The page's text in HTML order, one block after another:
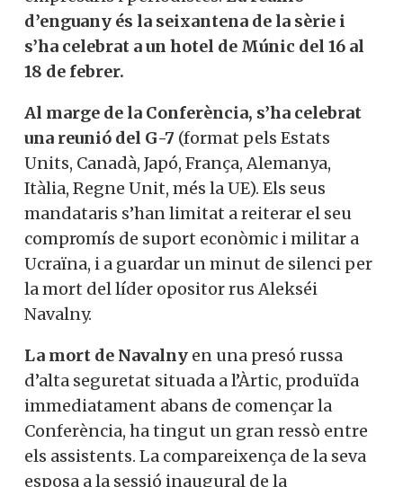
civil, empresaris i periodistes. La reunió
d’enguany és la seixantena de la sèrie i
s’ha celebrat a un hotel de Múnic del 16 al
Al marge de la Conferència, s’ha celebrat
una reunió del G-7(format pels Estats
Units, Canadà, Japó, França, Alemanya,
Itàlia, Regne Unit, més la UE). Els seus
mandataris s’han limitat a reiterar el seu
compromís de suport econòmic i militar a
Ucraïna, i a guardar un minut de silenci
per la mort del líder opositor rus
La mort deNavalny en una presó russa
d’alta seguretat situada a l’Àrtic, produïda
immediatament abans de començar la
Conferència, ha tingut un gran ressò
entre els assistents. La compareixença de